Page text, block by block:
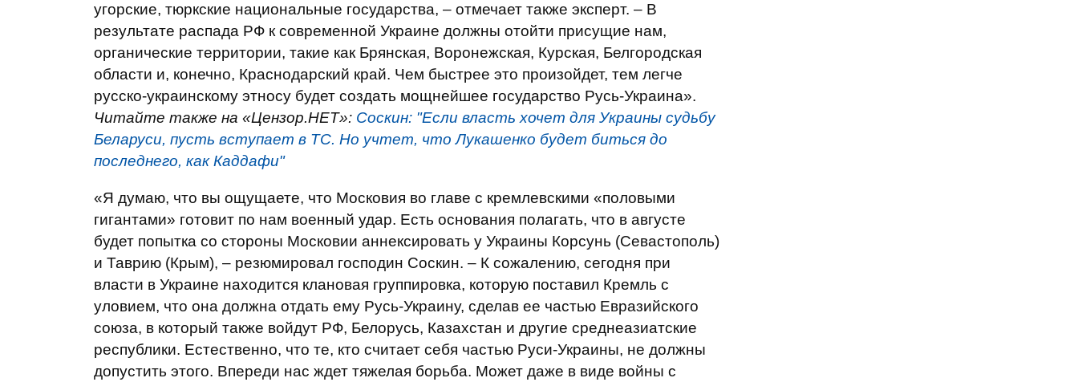
угорские, тюркские национальные государства, – отмечает также эксперт. – В
результате распада РФ к современной Украине должны отойти присущие нам,
органические территории, такие как Брянская, Воронежская, Курская, Белгородская
области и, конечно, Краснодарский край. Чем быстрее это произойдет, тем легче
русско-украинскому этносу будет создать мощнейшее государство Русь-Украина».
Читайте также на «Цензор.НЕТ»: Соскин: "Если власть хочет для Украины судьбу
Беларуси, пусть вступает в ТС. Но учтет, что Лукашенко будет биться до
последнего, как Каддафи"
«Я думаю, что вы ощущаете, что Московия во главе с кремлевскими «половыми
гигантами» готовит по нам военный удар. Есть основания полагать, что в августе
будет попытка со стороны Московии аннексировать у Украины Корсунь (Севастополь)
и Таврию (Крым), – резюмировал господин Соскин. – К сожалению, сегодня при
власти в Украине находится клановая группировка, которую поставил Кремль с
уловием, что она должна отдать ему Русь-Украину, сделав ее частью Евразийского
союза, в который также войдут РФ, Белорусь, Казахстан и другие среднеазиатские
республики. Естественно, что те, кто считает себя частью Руси-Украины, не должны
допустить этого. Впереди нас ждет тяжелая борьба. Может даже в виде войны с